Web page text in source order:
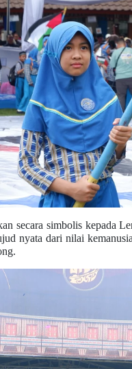
secara simbolis kepada
nyata dari nilai